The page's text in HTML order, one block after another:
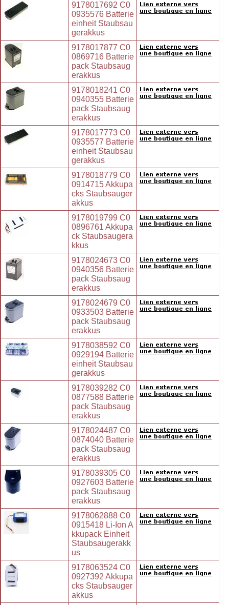
9178017692 C0
0935576 Batterie
einheit Staubsau
gerakkus
9178017877 C0
0869716 Batterie
pack Staubsaug
erakkus
9178018241 C0
0940355 Batterie
pack Staubsaug
erakkus
9178017773 C0
0935577 Batterie
einheit Staubsau
gerakkus
9178018779 C0
0914715 Akkupa
cks Staubsauger
akkus
9178019799 C0
0896761 Akkupa
ck Staubsaugera
kkus
9178024673 C0
0940356 Batterie
pack Staubsaug
erakkus
9178024679 C0
0933503 Batterie
pack Staubsaug
erakkus
9178038592 C0
0929194 Batterie
einheit Staubsau
gerakkus
9178039282 C0
0877588 Batterie
pack Staubsaug
erakkus
9178024487 C0
0874040 Batterie
pack Staubsaug
erakkus
9178039305 C0
0927603 Batterie
pack Staubsaug
erakkus
9178062888 C0
0915418 Li-Ion A
kkupack Einheit
Staubsaugerakk
us
9178063524 C0
0927392 Akkupa
cks Staubsauger
akkus